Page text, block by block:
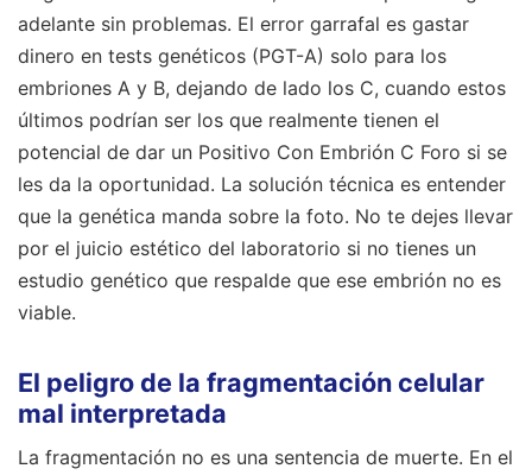
adelante sin problemas. El error garrafal es gastar
dinero en tests genéticos (PGT-A) solo para los
embriones A y B, dejando de lado los C, cuando estos
últimos podrían ser los que realmente tienen el
potencial de dar un Positivo Con Embrión C Foro si se
les da la oportunidad. La solución técnica es entender
que la genética manda sobre la foto. No te dejes llevar
por el juicio estético del laboratorio si no tienes un
estudio genético que respalde que ese embrión no es
viable.
El peligro de la fragmentación celular
mal interpretada
La fragmentación no es una sentencia de muerte. En el